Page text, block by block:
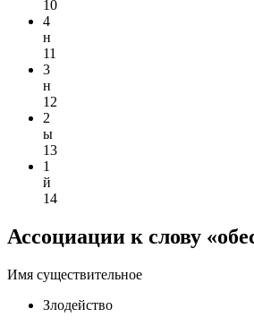
10
4
н
11
3
н
12
2
ы
13
1
й
14
Ассоциации к слову
Имя существительное
Злодейство